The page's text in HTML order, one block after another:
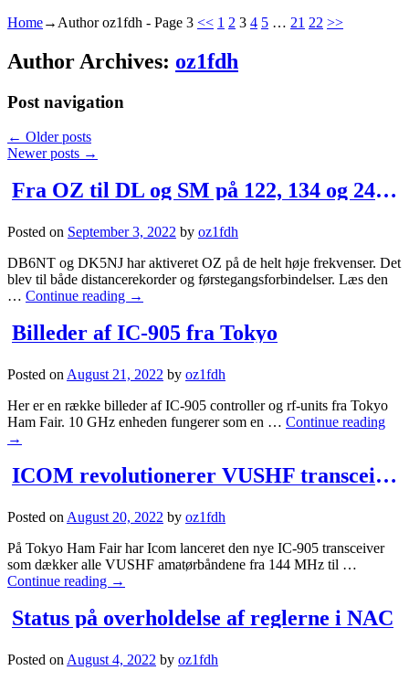
Home→Authoroz1fdh - Page 3 << 1 2 3 4 5 … 21 22 >>
Author Archives: oz1fdh
Post navigation
← Older posts
Newer posts →
Fra OZ til DL og SM på 122, 134 og 241 GHz samt 660 nm
Posted on September 3, 2022 by oz1fdh
DB6NT og DK5NJ har aktiveret OZ på de helt høje frekvenser. Det
blev til både distancerekorder og førstegangsforbindelser. Læs den
… Continue reading →
Billeder af IC-905 fra Tokyo
Posted on August 21, 2022 by oz1fdh
Her er en række billeder af IC-905 controller og rf-units fra Tokyo
Ham Fair. 10 GHz enheden fungerer som en … Continue reading
→
ICOM revolutionerer VUSHF transceiveren!
Posted on August 20, 2022 by oz1fdh
På Tokyo Ham Fair har Icom lanceret den nye IC-905 transceiver
som dækker alle VUSHF amatørbåndene fra 144 MHz til …
Continue reading →
Status på overholdelse af reglerne i NAC
Posted on August 4, 2022 by oz1fdh